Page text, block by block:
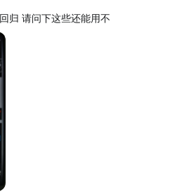
归 请问下这些还能用不